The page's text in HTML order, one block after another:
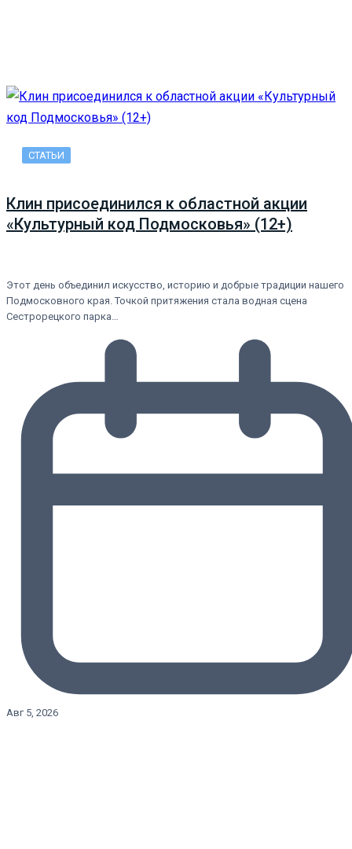
СТАТЬИ
Клин присоединился к областной акции
«Культурный код Подмосковья» (12+)
Этот день объединил искусство, историю и добрые традиции нашего
Подмосковного края. Точкой притяжения стала водная сцена
Сестрорецкого парка…
Авг 5, 2026